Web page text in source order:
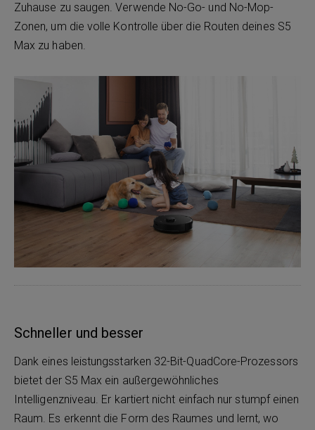
Zuhause zu saugen. Verwende No-Go- und No-Mop-
Zonen, um die volle Kontrolle über die Routen deines S5
Max zu haben.
Schneller und besser
Dank eines leistungsstarken 32-Bit-QuadCore-Prozessors
bietet der S5 Max ein außergewöhnliches
Intelligenzniveau. Er kartiert nicht einfach nur stumpf einen
Raum. Es erkennt die Form des Raumes und lernt, wo